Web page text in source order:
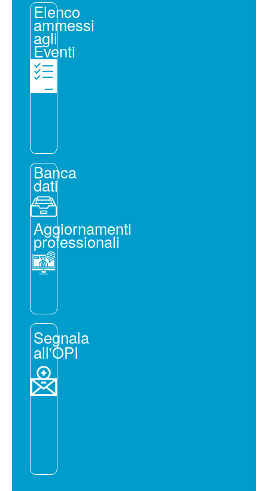
Elenco
ammessi
agli
Eventi
Banca
dati
Aggiornamenti
professionali
Segnala
all'OPI